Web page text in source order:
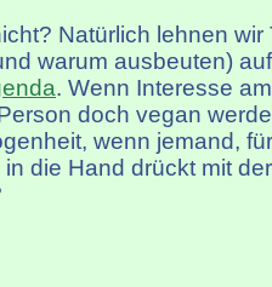
Natürlich lehnen
warum ausbeuten)
. Wenn Interesse
doch vegan
wenn jemand,
die Hand drückt mit